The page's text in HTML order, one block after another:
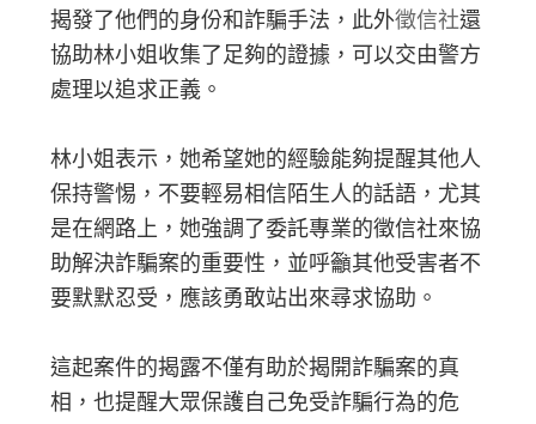
揭發了他們的身份和詐騙手法，此外徵信社還
協助林小姐收集了足夠的證據，可以交由警方
處理以追求正義。
林小姐表示，她希望她的經驗能夠提醒其他人
保持警惕，不要輕易相信陌生人的話語，尤其
是在網路上，她強調了委託專業的徵信社來協
助解決詐騙案的重要性，並呼籲其他受害者不
要默默忍受，應該勇敢站出來尋求協助。
這起案件的揭露不僅有助於揭開詐騙案的真
相，也提醒大眾保護自己免受詐騙行為的危